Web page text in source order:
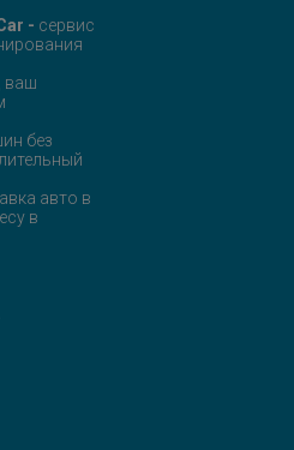
- сервис
ваш
без
авто в
в